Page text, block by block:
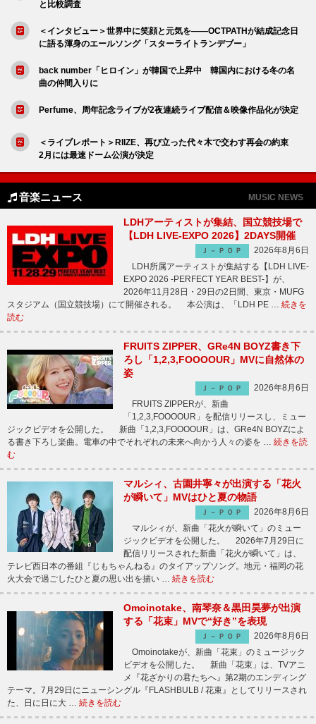
と比較調査
＜インタビュー＞世界中に笑顔と元気を――OCTPATHが結成記念日
に語る渾身のエールソング「スターライトランデブー」
back number「ヒロイン」が韓国で上昇中 韓国内における冬の名
曲の仲間入りに
Perfume、周年記念ライブが2夜連続ライブ配信＆映像作品化が決定
＜ライブレポート＞RIIZE、再び立った代々木で交わす再会の約束
2月には最速ドーム公演が決定
音楽ニュース MUSIC NEWS
LDHアーティストが集結、国立競技場で
【LDH LIVE-EXPO 2026】2DAYS開催
Ｊ－ＰＯＰ
2026年8月6日
LDH所属アーティストが集結する【LDH LIVE-
EXPO 2026 -PERFECT YEAR BEST-】が、
2026年11月28日・29日の2日間、東京・MUFG
スタジアム（国立競技場）にて開催される。 本公演は、「LDH PE … 続きを
読む
FRUITS ZIPPER、GRe4N BOYZ書き下
ろし「1,2,3,FOOOOUR」MVに自然体の
姿
Ｊ－ＰＯＰ
2026年8月6日
FRUITS ZIPPERが、新曲
「1,2,3,FOOOOUR」を配信リリースし、ミュー
ジックビデオを公開した。 新曲「1,2,3,FOOOOUR」は、GRe4N BOYZによ
る書き下ろし楽曲。電車の中でそれぞれの未来へ向かう人々の姿を … 続きを読
む
マルシィ、古園井寧々が出演する「花火
が瞬いて」MVはひと夏の物語
Ｊ－ＰＯＰ
2026年8月6日
マルシィが、新曲「花火が瞬いて」のミュー
ジックビデオを公開した。 2026年7月29日に
配信リリースされた新曲「花火が瞬いて」は、
テレビ西日本の番組『じもちゃんねる』のタイアップソング。地元・福岡の花
火大会で過ごしたひと夏の思い出を描い … 続きを読む
Omoinotake、南琴奈＆黒田昊夢が出演
する「花束」MVで“好き”を表現
Ｊ－ＰＯＰ
2026年8月6日
Omoinotakeが、新曲「花束」のミュージック
ビデオを公開した。 新曲「花束」は、TVアニ
メ『花ざかりの君たちへ』第2期のエンディング
テーマ。7月29日にニューシングル『FLASHBULB / 花束』としてリリースされ
た、日に日に大 … 続きを読む